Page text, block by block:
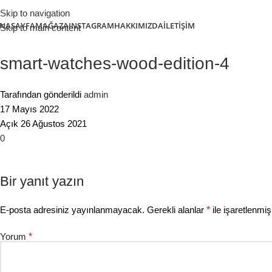
Skip to navigation
Skip to main content
MAĞAZAINSTAGRAMHAKKIMIZDAİLETIŞIM
smart-watches-wood-edition-4
Tarafından gönderildi admin
17 Mayıs 2022
Açık 26 Ağustos 2021
0
Bir yanıt yazın
E-posta adresiniz yayınlanmayacak. Gerekli alanlar * ile
Yorum *